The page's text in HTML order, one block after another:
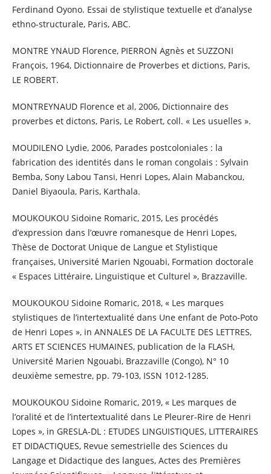
Ferdinand Oyono. Essai de stylistique textuelle et d’analyse
ethno-structurale, Paris, ABC.
MONTRE YNAUD Florence, PIERRON Agnès et SUZZONI
François, 1964, Dictionnaire de Proverbes et dictions, Paris,
LE ROBERT.
MONTREYNAUD Florence et al, 2006, Dictionnaire des
proverbes et dictons, Paris, Le Robert, coll. « Les usuelles ».
MOUDILENO Lydie, 2006, Parades postcoloniales : la
fabrication des identités dans le roman congolais : Sylvain
Bemba, Sony Labou Tansi, Henri Lopes, Alain Mabanckou,
Daniel Biyaoula, Paris, Karthala.
MOUKOUKOU Sidoine Romaric, 2015, Les procédés
d’expression dans l’œuvre romanesque de Henri Lopes,
Thèse de Doctorat Unique de Langue et Stylistique
françaises, Université Marien Ngouabi, Formation doctorale
« Espaces Littéraire, Linguistique et Culturel », Brazzaville.
MOUKOUKOU Sidoine Romaric, 2018, « Les marques
stylistiques de l’intertextualité dans Une enfant de Poto-Poto
de Henri Lopes », in ANNALES DE LA FACULTE DES LETTRES,
ARTS ET SCIENCES HUMAINES, publication de la FLASH,
Université Marien Ngouabi, Brazzaville (Congo), N° 10
deuxième semestre, pp. 79-103, ISSN 1012-1285.
MOUKOUKOU Sidoine Romaric, 2019, « Les marques de
l’oralité et de l’intertextualité dans Le Pleurer-Rire de Henri
Lopes », in GRESLA-DL : ETUDES LINGUISTIQUES, LITTERAIRES
ET DIDACTIQUES, Revue semestrielle des Sciences du
Langage et Didactique des langues, Actes des Premières